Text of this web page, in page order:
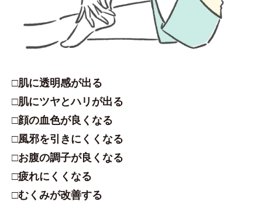
□肌に透明感が出る
□肌にツヤとハリが出る
□顔の血色が良くなる
□風邪を引きにくくなる
□お腹の調子が良くなる
□疲れにくくなる
□むくみが改善する